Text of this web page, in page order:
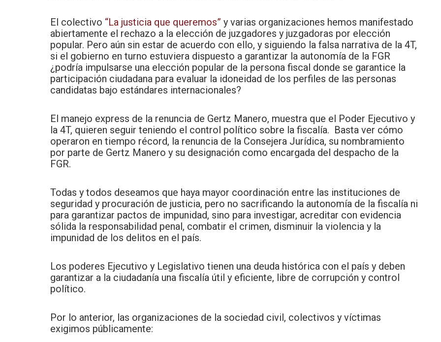
El colectivo “La justicia que queremos” y varias organizaciones hemos manifestado
abiertamente el rechazo a la elección de juzgadores y juzgadoras por elección
popular. Pero aún sin estar de acuerdo con ello, y siguiendo la falsa narrativa de la 4T,
si el gobierno en turno estuviera dispuesto a garantizar la autonomía de la FGR
¿podría impulsarse una elección popular de la persona fiscal donde se garantice la
participación ciudadana para evaluar la idoneidad de los perfiles de las personas
candidatas bajo estándares internacionales?
El manejo express de la renuncia de Gertz Manero, muestra que el Poder Ejecutivo y
la 4T, quieren seguir teniendo el control político sobre la fiscalía. Basta ver cómo
operaron en tiempo récord, la renuncia de la Consejera Jurídica, su nombramiento
por parte de Gertz Manero y su designación como encargada del despacho de la
FGR.
Todas y todos deseamos que haya mayor coordinación entre las instituciones de
seguridad y procuración de justicia, pero no sacrificando la autonomía de la fiscalía ni
para garantizar pactos de impunidad, sino para investigar, acreditar con evidencia
sólida la responsabilidad penal, combatir el crimen, disminuir la violencia y la
impunidad de los delitos en el país.
Los poderes Ejecutivo y Legislativo tienen una deuda histórica con el país y deben
garantizar a la ciudadanía una fiscalía útil y eficiente, libre de corrupción y control
político.
Por lo anterior, las organizaciones de la sociedad civil, colectivos y víctimas
exigimos públicamente: